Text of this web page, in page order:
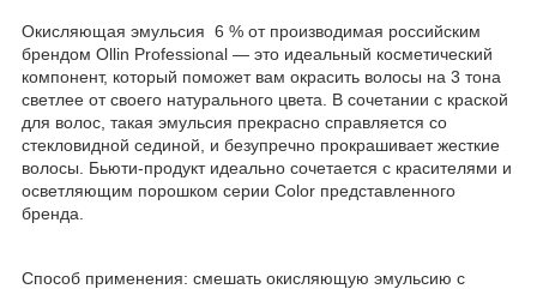
Окисляющая эмульсия 6 % от производимая российским
брендом Ollin Professional — это идеальный косметический
компонент, который поможет вам окрасить волосы на 3 тона
светлее от своего натурального цвета. В сочетании с краской
для волос, такая эмульсия прекрасно справляется со
стекловидной сединой, и безупречно прокрашивает жесткие
волосы. Бьюти-продукт идеально сочетается с красителями и
осветляющим порошком серии Color представленного
бренда.
Способ применения: смешать окисляющую эмульсию с